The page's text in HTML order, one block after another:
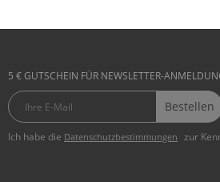
5 € GUTSCHEIN FÜR NEWSLETTER-
Bestellen
Ich habe die Datenschutzbestimmungen zur